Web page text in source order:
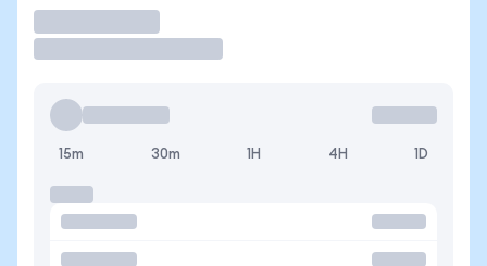
15m 30m 1H 4H 1D